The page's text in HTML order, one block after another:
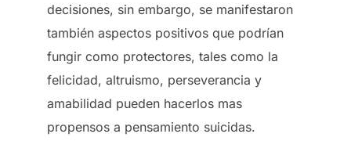
decisiones, sin embargo, se manifestaron
también aspectos positivos que podrían
fungir como protectores, tales como la
felicidad, altruismo, perseverancia y
amabilidad pueden hacerlos mas
propensos a pensamiento suicidas.